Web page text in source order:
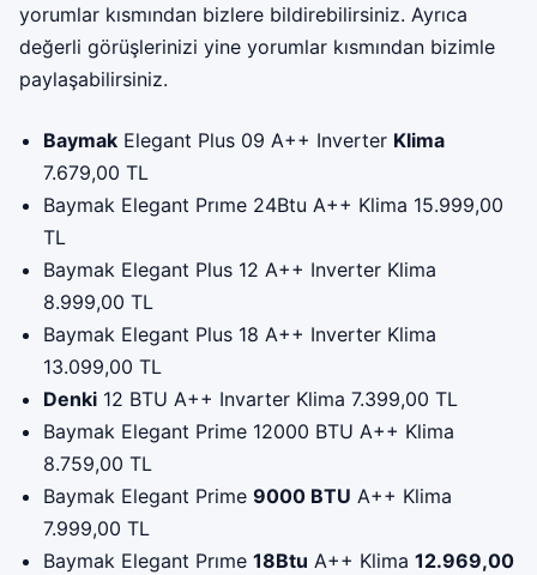
yorumlar kısmından bizlere bildirebilirsiniz. Ayrıca
değerli görüşlerinizi yine yorumlar kısmından bizimle
paylaşabilirsiniz.
Baymak Elegant Plus 09 A++ Inverter Klima
7.679,00 TL
Baymak Elegant Prıme 24Btu A++ Klima 15.999,00
TL
Baymak Elegant Plus 12 A++ Inverter Klima
8.999,00 TL
Baymak Elegant Plus 18 A++ Inverter Klima
13.099,00 TL
Denki 12 BTU A++ Invarter Klima 7.399,00 TL
Baymak Elegant Prime 12000 BTU A++ Klima
8.759,00 TL
Baymak Elegant Prime 9000 BTU A++ Klima
7.999,00 TL
Baymak Elegant Prıme 18Btu A++ Klima 12.969,00